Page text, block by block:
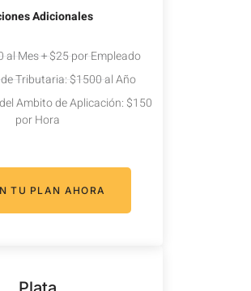
Adicionales
al Mes + $25 por Empleado
Tributaria: $1500 al Año
Ambito de Aplicación: $150
por Hora
TU PLAN AHORA